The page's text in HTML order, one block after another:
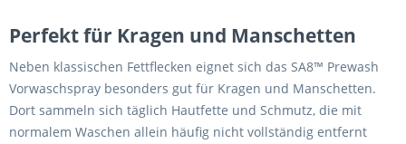
Perfekt für Kragen und Manschetten
Neben klassischen Fettflecken eignet sich das SA8™ Prewash
Vorwaschspray besonders gut für Kragen und Manschetten.
Dort sammeln sich täglich Hautfette und Schmutz, die mit
normalem Waschen allein häufig nicht vollständig entfernt